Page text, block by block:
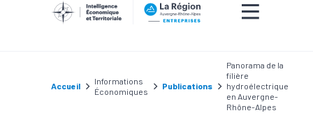
Accueil
Informations
Économiques
Publications
Panorama de la
filière
hydroélectrique
en Auvergne-
Rhône-Alpes